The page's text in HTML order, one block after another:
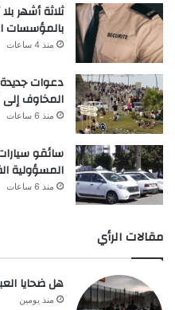
ثلاثة أشهر
بالمؤسسات
منذ 4 ساعات
دعوات
المخاوف إلى
منذ 6 ساعات
سائقو
المسؤولية
منذ 6 ساعات
مقالات الرأي
هل ضحايا
منذ يومين